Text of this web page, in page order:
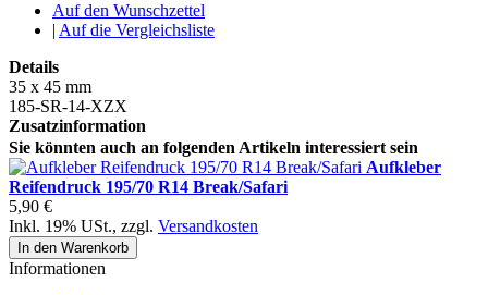
Auf den Wunschzettel
| Auf die Vergleichsliste
Details
35 x 45 mm
185-SR-14-XZX
Zusatzinformation
Sie könnten auch an folgenden Artikeln interessiert sein
Aufkleber
Reifendruck 195/70 R14 Break/Safari
5,90 €
Inkl. 19% USt., zzgl. Versandkosten
In den Warenkorb
Informationen